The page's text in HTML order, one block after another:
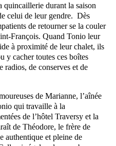
quincaillerie durant la saison
celui de leur gendre. Dès
de retourner se la couler
François. Quand Tonio leur
à proximité de leur chalet, ils
y cacher toutes ces boîtes
radios, de conserves et de
de Marianne, l’aînée
qui travaille à la
de l’hôtel Traversy et la
de Théodore, le frère de
authentique et pleine de